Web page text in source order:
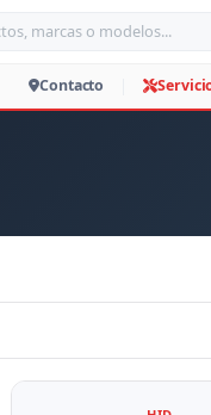
Categorías